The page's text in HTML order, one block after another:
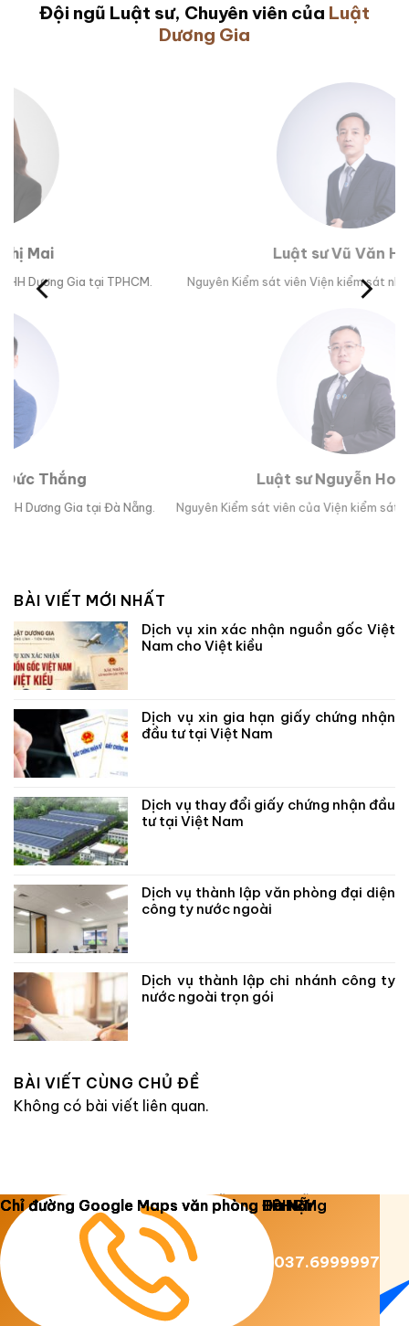
Đội ngũ Luật sư, Chuyên viên của Luật
Dương Gia
Luật sư Vũ Văn Huân
Nguyên Kiểm sát viên Viện kiểm sát nhân dân tỉnh Phú Yên.
Luật sư Nguyễn Hoài Bão
Nguyên Kiểm sát viên của Viện kiểm sát nhân dân TP Đà Nẵng.
BÀI VIẾT MỚI NHẤT
Dịch vụ xin xác nhận nguồn gốc Việt
Nam cho Việt kiều
Dịch vụ xin gia hạn giấy chứng nhận
đầu tư tại Việt Nam
Dịch vụ thay đổi giấy chứng nhận đầu
tư tại Việt Nam
Dịch vụ thành lập văn phòng đại diện
công ty nước ngoài
Dịch vụ thành lập chi nhánh công ty
nước ngoài trọn gói
BÀI VIẾT CÙNG CHỦ ĐỀ
Không có bài viết liên quan.
Copyright 2026 © Luật Dương Gia